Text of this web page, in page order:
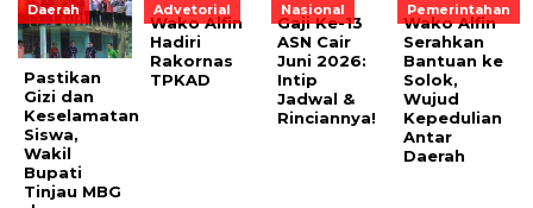
Daerah
Pastikan
Gizi dan
Keselamatan
Siswa,
Wakil
Bupati
Tinjau MBG
Advetorial
Wako Alfin
Hadiri
Rakornas
TPKAD
Nasional
Gaji Ke-13
ASN Cair
Juni 2026:
Intip
Jadwal &
Rinciannya!
Pemerintahan
Wako Alfin
Serahkan
Bantuan ke
Solok,
Wujud
Kepedulian
Antar
Daerah